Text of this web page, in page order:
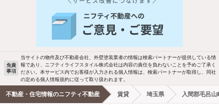
免責
事項
当サイトの物件及び不動産会社、外壁塗装業者の情報は検索パートナーが提供している情
報であり、ニフティライフスタイル株式会社は内容の責任を負わないことを予めご了承く
ださい。本サービス内でお客様が入力される個人情報は、検索パートナーが取得し、同社
の定める個人情報規約に従って取り扱われます。
不動産・住宅情報のニフティ不動産 賃貸 埼玉県 入間郡毛呂山